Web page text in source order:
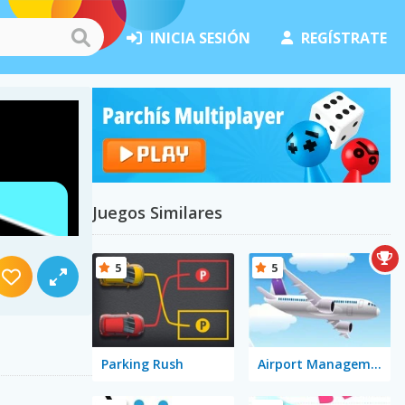
INICIA SESIÓN REGÍSTRATE
Juegos Similares
Parking Rush
5
Airport Management 1
5